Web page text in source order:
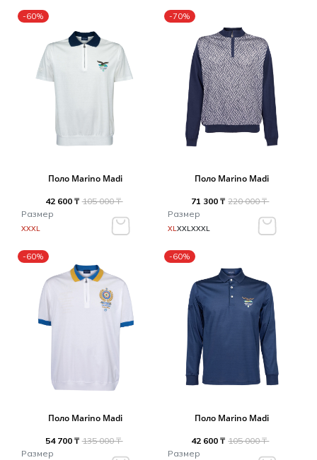
-60%
Поло Marino Madi
42 600 ₸ 105 000 ₸
Размер
XXXL
-70%
Поло Marino Madi
71 300 ₸ 220 000 ₸
Размер
XLXXLXXXL
-60%
Поло Marino Madi
54 700 ₸ 135 000 ₸
Размер
-60%
Поло Marino Madi
42 600 ₸ 105 000 ₸
Размер